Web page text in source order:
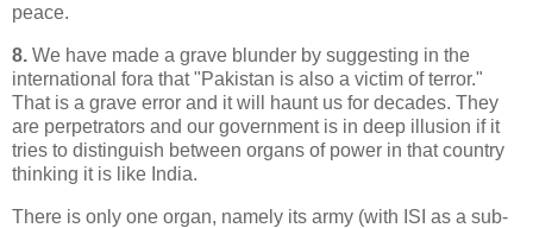
peace.
8. We have made a grave blunder by suggesting in the
international fora that "Pakistan is also a victim of terror."
That is a grave error and it will haunt us for decades. They
are perpetrators and our government is in deep illusion if it
tries to distinguish between organs of power in that country
thinking it is like India.
There is only one organ, namely its army (with ISI as a sub-